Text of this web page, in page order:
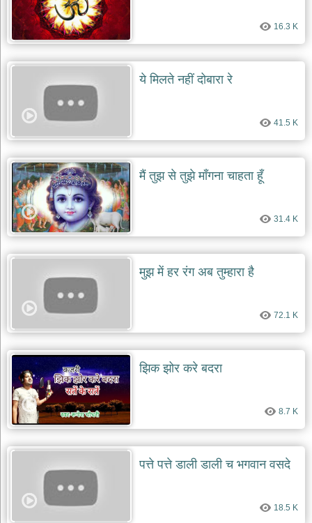
खाटू
श्याम
भजन
khatu
सती
rani
sati
dadi
bhajans
बावा
लाल
दयाल
भजन
शनि
देव
भजन
shani
bhajans
आज
का
भजन
of
भजन
जोड़ें
16.3 K
ये मिलते नहीं दोबारा रे
41.5 K
मैं तुझ से तुझे माँगना चाहता हूँ
31.4 K
मुझ में हर रंग अब तुम्हारा है
72.1 K
झिक झोर करे बदरा
8.7 K
पत्ते पत्ते डाली डाली च भगवान वसदे
18.5 K